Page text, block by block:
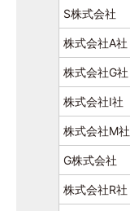
S株式会社
株式会社A社
株式会社G社
株式会社I社
株式会社M社
G株式会社
株式会社R社